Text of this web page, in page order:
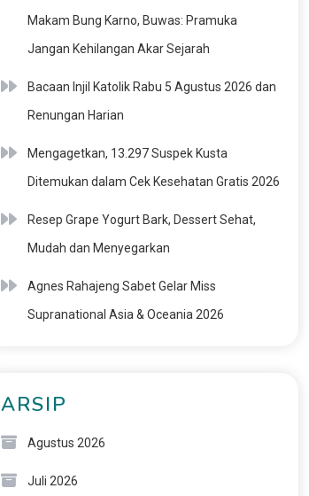
Makam Bung Karno, Buwas: Pramuka
Jangan Kehilangan Akar Sejarah
Bacaan Injil Katolik Rabu 5 Agustus 2026 dan
Renungan Harian
Mengagetkan, 13.297 Suspek Kusta
Ditemukan dalam Cek Kesehatan Gratis 2026
Resep Grape Yogurt Bark, Dessert Sehat,
Mudah dan Menyegarkan
Agnes Rahajeng Sabet Gelar Miss
Supranational Asia & Oceania 2026
ARSIP
Agustus 2026
Juli 2026